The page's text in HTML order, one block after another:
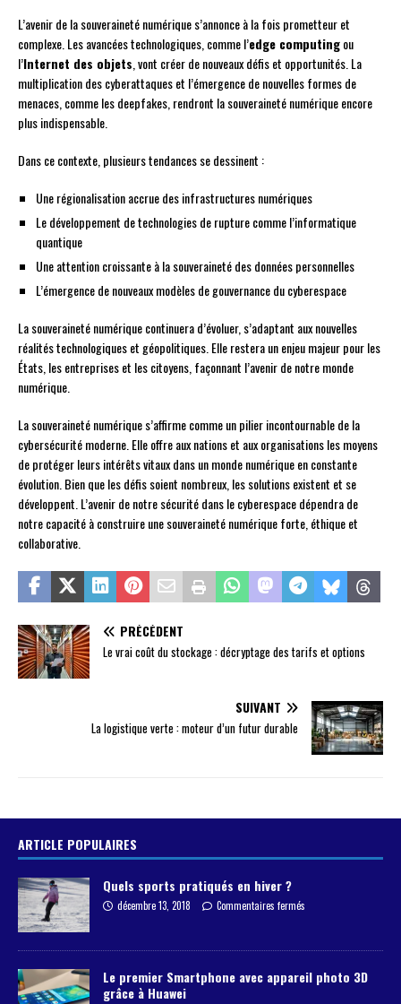
L’avenir de la souveraineté numérique s’annonce à la fois prometteur et
complexe. Les avancées technologiques, comme l’edge computingou
l’Internet des objets, vont créer de nouveaux défis et opportunités. La
multiplication des cyberattaques et l’émergence de nouvelles formes de
menaces, comme les deepfakes, rendront la souveraineté numérique encore
plus indispensable.
Dans ce contexte, plusieurs tendances se dessinent :
Une régionalisation accrue des infrastructures numériques
Le développement de technologies de rupture comme l’informatique
quantique
Une attention croissante à la souveraineté des données personnelles
L’émergence de nouveaux modèles de gouvernance du cyberespace
La souveraineté numérique continuera d’évoluer, s’adaptant aux nouvelles
réalités technologiques et géopolitiques. Elle restera un enjeu majeur pour les
États, les entreprises et les citoyens, façonnant l’avenir de notre monde
numérique.
La souveraineté numérique s’affirme comme un pilier incontournable de la
cybersécurité moderne. Elle offre aux nations et aux organisations les moyens
de protéger leurs intérêts vitaux dans un monde numérique en constante
évolution. Bien que les défis soient nombreux, les solutions existent et se
développent. L’avenir de notre sécurité dans le cyberespace dépendra de
notre capacité à construire une souveraineté numérique forte, éthique et
collaborative.
PRÉCÉDENT
Le vrai coût du stockage : décryptage des tarifs et options
SUIVANT
La logistique verte : moteur d’un futur durable
ARTICLE POPULAIRES
Quels sports pratiqués en hiver ?
décembre 13, 2018 Commentaires fermés
Le premier Smartphone avec appareil photo 3D
grâce à Huawei